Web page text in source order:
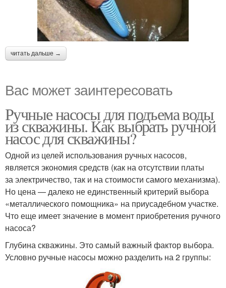
читать дальше →
Вас может заинтересовать
Ручные насосы для подъема воды
из скважины. Как выбрать ручной
насос для скважины?
Одной из целей использования ручных насосов,
является экономия средств (как на отсутствии платы
за электричество, так и на стоимости самого механизма).
Но цена — далеко не единственный критерий выбора
«металлического помощника» на приусадебном участке.
Что еще имеет значение в момент приобретения ручного
насоса?
Глубина скважины. Это самый важный фактор выбора.
Условно ручные насосы можно разделить на 2 группы: